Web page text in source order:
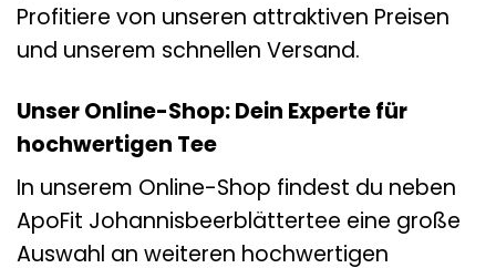
Profitiere von unseren attraktiven Preisen
und unserem schnellen Versand.
Unser Online-Shop: Dein Experte für
hochwertigen Tee
In unserem Online-Shop findest du neben
ApoFit Johannisbeerblättertee eine große
Auswahl an weiteren hochwertigen